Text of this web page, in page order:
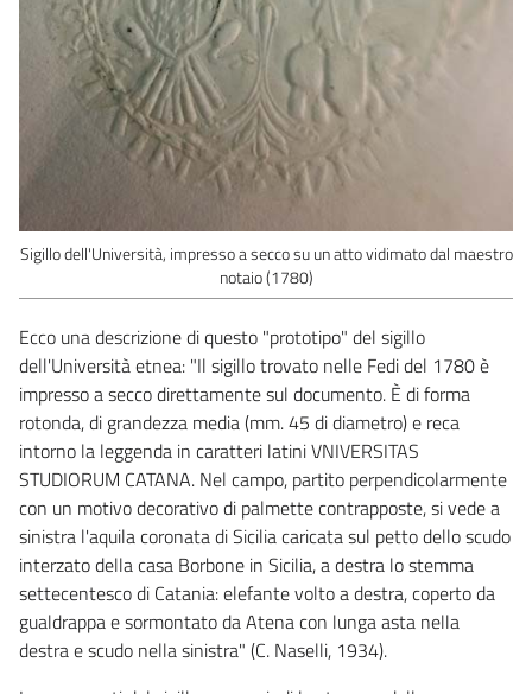
Sigillo dell'Università, impresso a secco su un atto vidimato dal maestro
notaio (1780)
Ecco una descrizione di questo "prototipo" del sigillo
dell'Università etnea: "Il sigillo trovato nelle Fedi del 1780 è
impresso a secco direttamente sul documento. È di forma
rotonda, di grandezza media (mm. 45 di diametro) e reca
intorno la leggenda in caratteri latini VNIVERSITAS
STUDIORUM CATANA. Nel campo, partito perpendicolarmente
con un motivo decorativo di palmette contrapposte, si vede a
sinistra l'aquila coronata di Sicilia caricata sul petto dello scudo
interzato della casa Borbone in Sicilia, a destra lo stemma
settecentesco di Catania: elefante volto a destra, coperto da
gualdrappa e sormontato da Atena con lunga asta nella
destra e scudo nella sinistra" (C. Naselli, 1934).